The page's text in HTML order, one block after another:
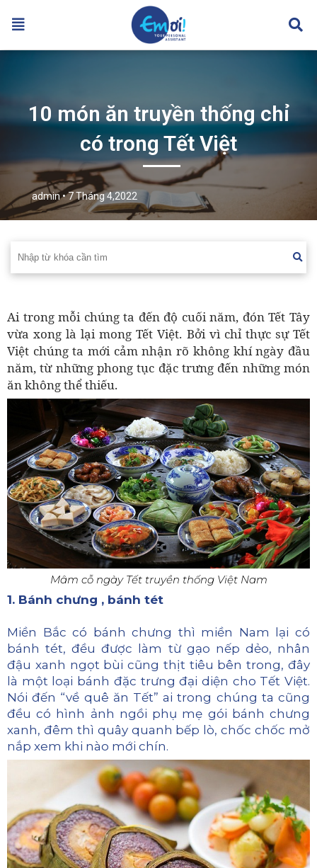
10 món ăn truyền thống chỉ
có trong Tết Việt
admin• 7 Tháng 4,2022
Ai trong mỗi chúng ta đến độ cuối năm, đón Tết Tây
vừa xong là lại mong Tết Việt. Bởi vì chỉ thực sự Tết
Việt chúng ta mới cảm nhận rõ không khí ngày đầu
năm, từ những phong tục đặc trưng đến những món
ăn không thể thiếu.
Mâm cỗ ngày Tết truyền thống Việt Nam
1. Bánh chưng , bánh tét
Miền Bắc có bánh chưng thì miền Nam lại có
bánh tét, đều được làm từ gạo nếp dẻo, nhân
đậu xanh ngọt bùi cũng thịt tiêu bên trong, đây
là một loại bánh đặc trưng đại diện cho Tết Việt.
Nói đến “về quê ăn Tết” ai trong chúng ta cũng
đều có hình ảnh ngồi phụ mẹ gói bánh chưng
xanh, đêm thì quây quanh bếp lò, chốc chốc mở
nắp xem khi nào mới chín.